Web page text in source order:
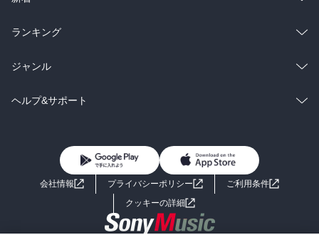
雑誌・グラビア
BL・TL
ラノベ
雑誌・グラビア
BL・TL
総合
ラノベ
雑誌・グラビア
ランキング
総合
ラノベ
ジャンル
コミック
ライトノベル 男子向けラノベ
小説
海外小説
ヘルプ&サポート
よくあるご質問 お問い合わせ
会社情報 プライバシーポリシー
ご利用条件
クッキーの詳細